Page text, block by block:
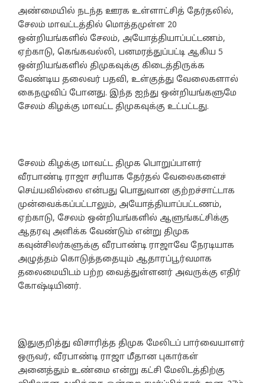
அண்மையில் நடந்த ஊரக உள்ளாட்சித் தேர்தலில்,
சேலம் மாவட்டத்தில் மொத்தமுள்ள 20
ஒன்றியங்களில் சேலம், அயோத்தியாப்பட்டணம்,
ஏற்காடு, கெங்கவல்லி, பனமரத்துப்பட்டி ஆகிய 5
ஒன்றியங்களில் திமுகவுக்கு கிடைத்திருக்க
வேண்டிய தலைவர் பதவி, உள்குத்து வேலைகளால்
கைநழுவிப் போனது. இந்த ஐந்து ஒன்றியங்களுமே
சேலம் கிழக்கு மாவட்ட திமுகவுக்கு உட்பட்டது.
சேலம் கிழக்கு மாவட்ட திமுக பொறுப்பாளர்
வீரபாண்டி ராஜா சரியாக தேர்தல் வேலைகளைச்
செய்யவில்லை என்பது பொதுவான குற்றச்சாட்டாக
முன்வைக்கப்பட்டாலும், அயோத்தியாப்பட்டணம்,
ஏற்காடு, சேலம் ஒன்றியங்களில் ஆளுங்கட்சிக்கு
ஆதரவு அளிக்க வேண்டும் என்று திமுக
கவுன்சிலர்களுக்கு வீரபாண்டி ராஜாவே நேரடியாக
அழுத்தம் கொடுத்ததையும் ஆதாரப்பூர்வமாக
தலைமையிடம் பற்ற வைத்துள்ளனர் அவருக்கு எதிர்
கோஷ்டியினர்.
இதுகுறித்து விசாரித்த திமுக மேலிடப் பார்வையாளர்
ஒருவர், வீரபாண்டி ராஜா மீதான புகார்கள்
அனைத்தும் உண்மை என்று கட்சி மேலிடத்திற்கு